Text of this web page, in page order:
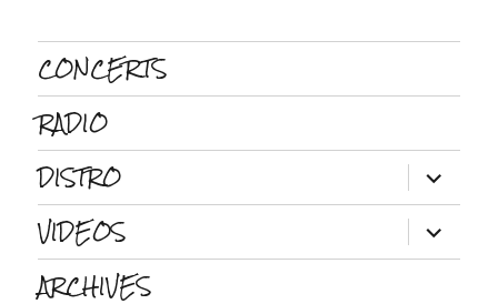
CONCERTS
RADIO
DISTRO
ouvrir
le
sous-
menu
VIDEOS ouvrir
le
sous-
ARCHIVES